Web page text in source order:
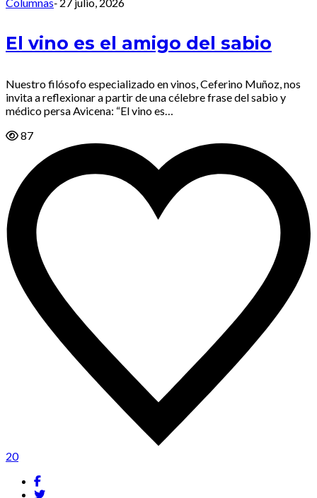
El vino es el amigo del sabio
Nuestro filósofo especializado en vinos, Ceferino Muñoz, nos
invita a reflexionar a partir de una célebre frase del sabio y
médico persa Avicena: “El vino es…
87
20